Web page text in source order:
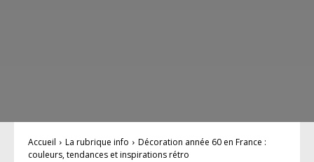
Accueil La rubrique info
Décoration année 60 en France :
couleurs, tendances et inspirations rétro